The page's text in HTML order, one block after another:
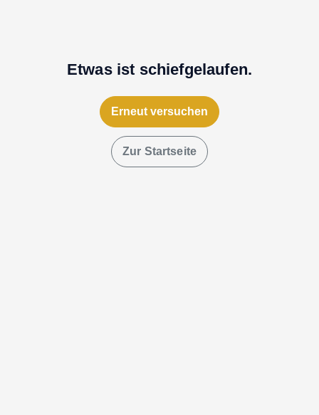
Etwas ist schiefgelaufen.
Erneut versuchen
Zur Startseite